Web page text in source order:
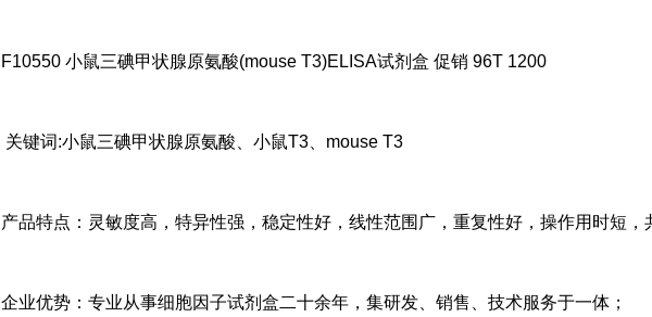
F10550 小鼠三碘甲状腺原氨酸(mouse T3)ELISA试剂盒 促销 96T 1200
关键词:小鼠三碘甲状腺原氨酸、小鼠T3、mouse T3
产品特点：灵敏度高，特异性强，稳定性好，线性范围广，重复性好，操作用时短，
企业优势：专业从事细胞因子试剂盒二十余年，集研发、销售、技术服务于一体；